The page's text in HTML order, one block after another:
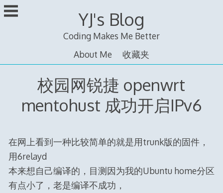
跳
至
YJ's Blog
Coding Makes Me Better
About Me
收藏夹
校园网锐捷 openwrt
mentohust 成功开启IPv6
在网上看到一种比较简单的就是用trunk版的固件，
用6relayd
本来想自己编译的，目测因为我的Ubuntu home分区
有点小了，老是编译不成功，